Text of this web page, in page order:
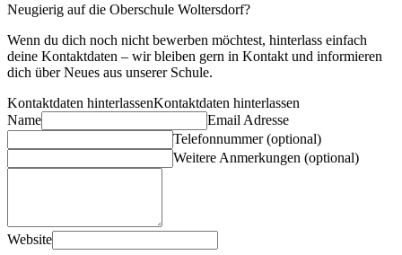
Neugierig auf die Oberschule Woltersdorf?
Wenn du dich noch nicht bewerben möchtest, hinterlass einfach
deine Kontaktdaten – wir bleiben gern in Kontakt und informieren
dich über Neues aus unserer Schule.
Kontaktdaten hinterlassenKontaktdaten hinterlassen
Name
Email Adresse
Telefonnummer (optional)
Weitere Anmerkungen (optional)
Website